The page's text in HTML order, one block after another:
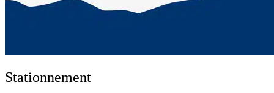
Stationnement